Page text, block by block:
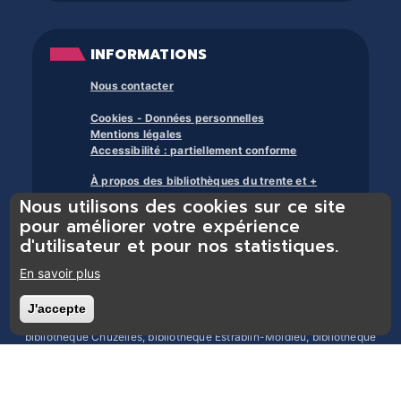
INFORMATIONS
Nous contacter
Cookies - Données personnelles
Mentions légales
Accessibilité : partiellement conforme
À propos des bibliothèques du trente et +
Bibliothèques du réseau Trente et + : bibliothèque Chasse-sur-Rhône,
bibliothèque Chonas-l’Amballan, bibliothèque Les Côtes d’Arey,
bibliothèque Chuzelles, bibliothèque Estrablin-Moidieu, bibliothèque
Nous utilisons des cookies sur ce site
pour améliorer votre expérience
d'utilisateur et pour nos statistiques.
En savoir plus
J'accepte